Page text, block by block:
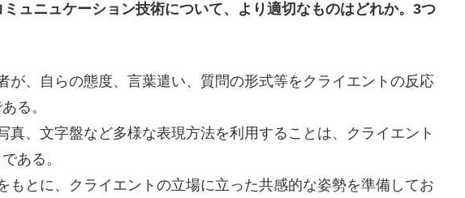
ニュケーション技術について、より適切なものはどれか。3つ
、自らの態度、言葉遣い、質問の形式等をクライエントの反応
る。
、文字盤など多様な表現方法を利用することは、クライエント
ある。
とに、クライエントの立場に立った共感的な姿勢を準備してお